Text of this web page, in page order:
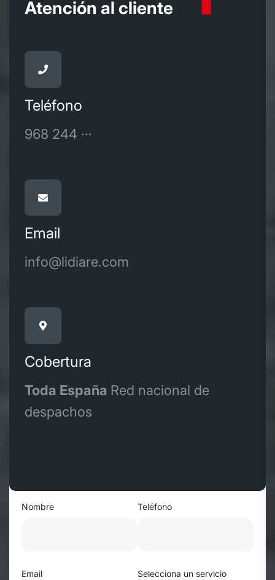
Atención al cliente
Teléfono
968 244 ···
Email
info@lidiare.com
Cobertura
Toda España Red nacional de
despachos
Nombre Teléfono
Email Selecciona un servicio